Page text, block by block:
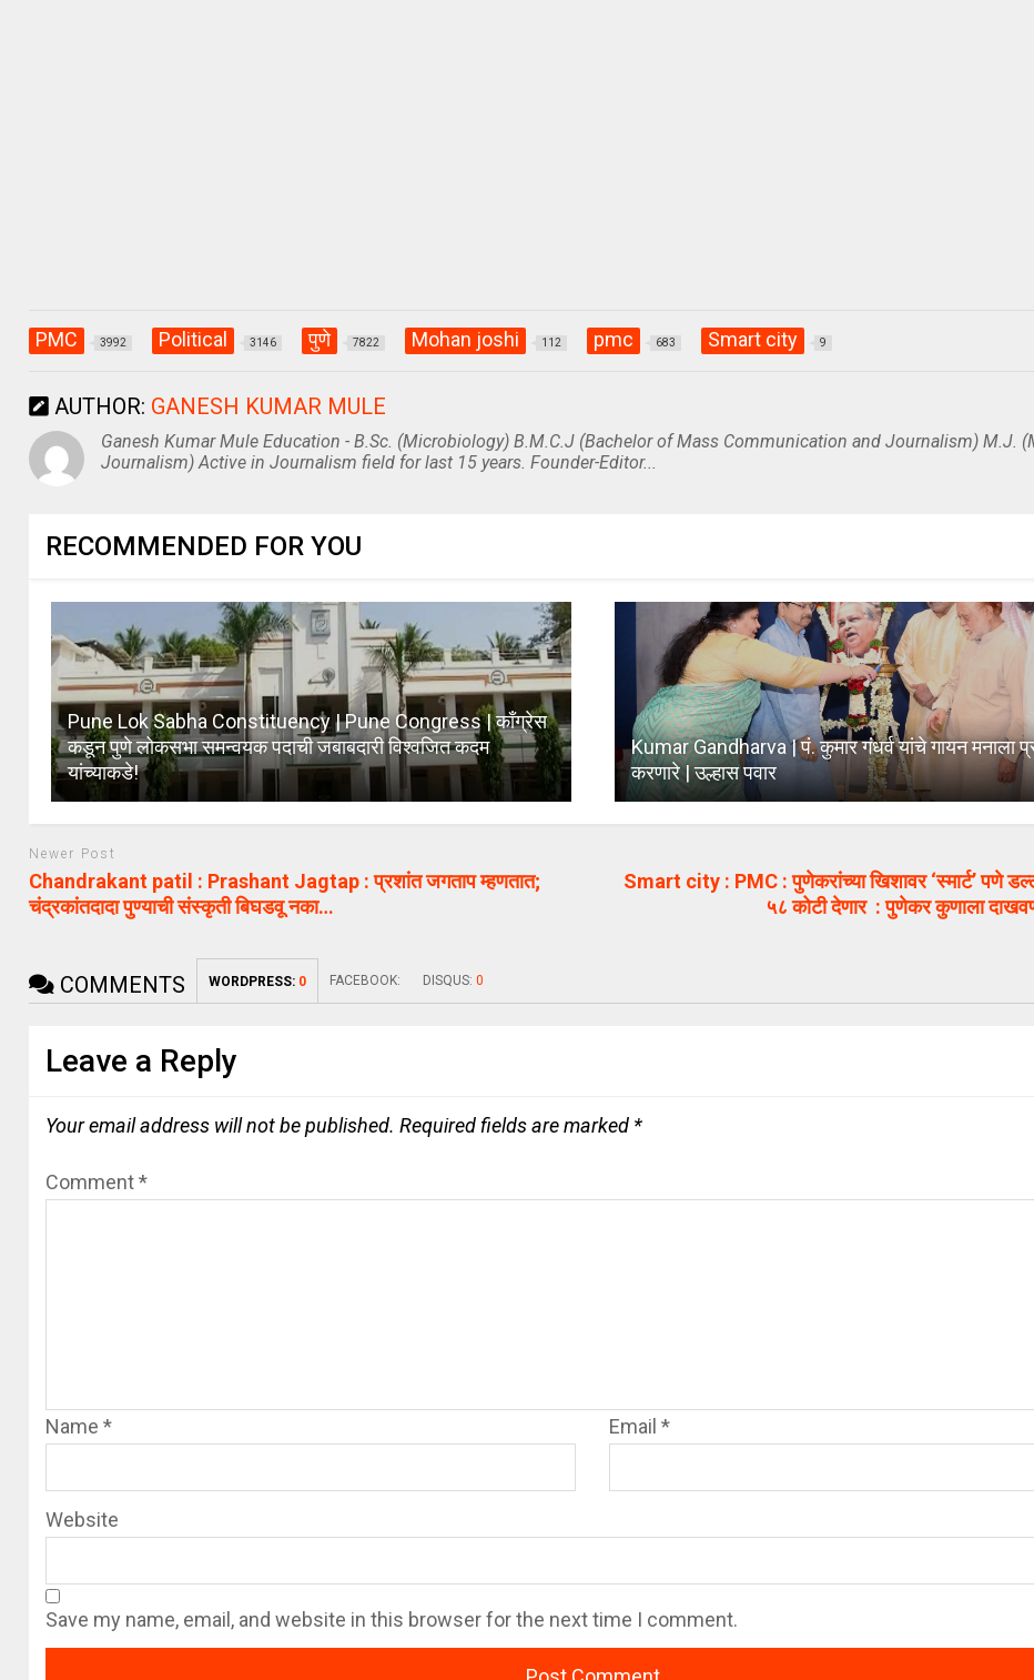
PMC 3992 Political 3146 पुणे 7822 Mohan joshi 112 pmc 683 Smart city 9
AUTHOR: GANESH KUMAR MULE
Ganesh Kumar Mule Education - B.Sc. (Microbiology) B.M.C.J (Bachelor of Mass Communication and Journalism) M.J.
Journalism) Active in Journalism field for last 15 years. Founder-Editor...
RECOMMENDED FOR YOU
Pune Lok Sabha Constituency | Pune Congress | काँग्रेस
कडून पुणे लोकसभा समन्वयक पदाची जबाबदारी विश्वजित कदम
यांच्याकडे!
Kumar Gandharva | पं. कुमार गंधर्व यांचे गायन मनाला
करणारे | उल्हास पवार
Newer Post
Chandrakant patil : Prashant Jagtap : प्रशांत जगताप म्हणतात;
चंद्रकांतदादा पुण्याची संस्कृती बिघडवू नका…
Smart city : PMC : पुणेकरांच्या खिशावर ‘स्मार्ट’ पणे
५८ कोटी देणार : पुणेकर कुणाला
COMMENTS WORDPRESS: 0 FACEBOOK: DISQUS:0
Leave a Reply
Your email address will not be published. Required fields are marked *
Comment*
Name* Email*
Website
Save my name, email, and website in this browser for the next time I comment.